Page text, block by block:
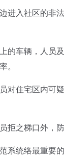
入社区的非
车辆，人员
。
住宅区内可
之梯口外，防
统络最重要的